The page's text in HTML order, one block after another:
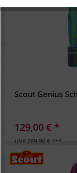
Scout Genius
129,00 € *
UVP 289,90 € ***